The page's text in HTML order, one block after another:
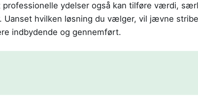
professionelle ydelser også kan tilføre værdi,
hvilken løsning du vælger, vil jævne
indbydende og gennemført.